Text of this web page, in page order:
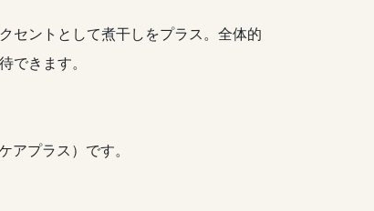
セントとして煮干しをプラス。全体的
できます。
アプラス）です。